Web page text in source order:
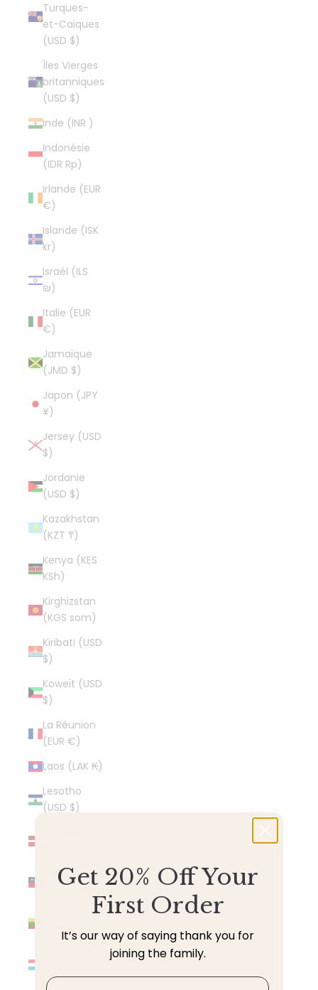
Turques-
et-Caïques
(USD $)
Îles Vierges
britanniques
(USD $)
Inde (INR ₹)
Indonésie
(IDR Rp)
Irlande (EUR
€)
Islande (ISK
kr)
Israël (ILS
₪)
Italie (EUR
€)
Jamaïque
(JMD $)
Japon (JPY
¥)
Jersey (USD
$)
Jordanie
(USD $)
Kazakhstan
(KZT ₸)
Kenya (KES
KSh)
Kirghizstan
(KGS som)
Kiribati (USD
$)
Koweït (USD
$)
La Réunion
(EUR €)
Laos (LAK ₭)
Lesotho
(USD $)
Liechtenstein
(EUR €)
Get 20% Off Your
First Order
It’s our way of saying thank you for
joining the family.
Email